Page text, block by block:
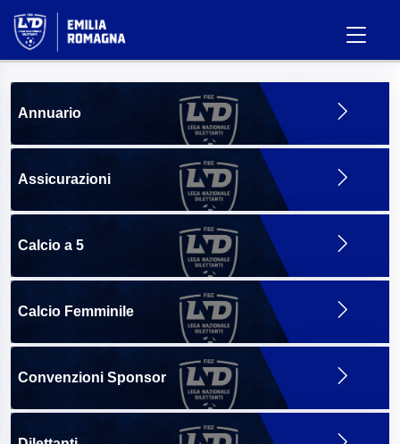
Annuario
Assicurazioni
Calcio a 5
Calcio Femminile
Convenzioni Sponsor